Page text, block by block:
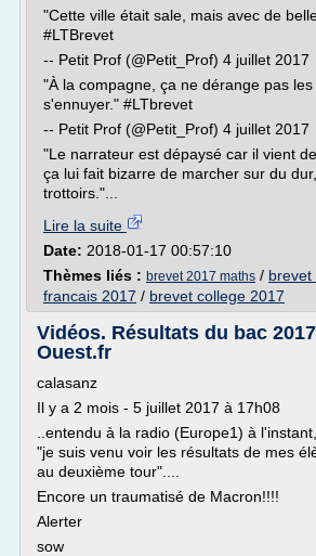
"Cette ville était sale, mais avec de
#LTBrevet
-- Petit Prof (@Petit_Prof) 4 juillet 2017
"À la compagne, ça ne dérange pas
s'ennuyer." #LTbrevet
-- Petit Prof (@Petit_Prof) 4 juillet 2017
"Le narrateur est dépaysé car il vient
ça lui fait bizarre de marcher sur du
trottoirs."...
Lire la suite
Date: 2018-01-17 00:57:10
Thèmes liés : brevet 2017 maths / brevet
francais 2017 / brevet college 2017
Vidéos. Résultats du bac
Ouest.fr
calasanz
Il y a 2 mois - 5 juillet 2017 à 17h08
..entendu à la radio (Europe1) à
"je suis venu voir les résultats de mes
au deuxième tour"....
Encore un traumatisé de Macron!!!!
Alerter
sow